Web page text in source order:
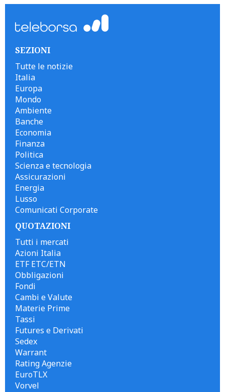
SEZIONI
Tutte le notizie
Italia
Europa
Mondo
Ambiente
Banche
Economia
Finanza
Politica
Scienza e tecnologia
Assicurazioni
Energia
Lusso
Comunicati Corporate
QUOTAZIONI
Tutti i mercati
Azioni Italia
ETF ETC/ETN
Obbligazioni
Fondi
Cambi e Valute
Materie Prime
Tassi
Futures e Derivati
Sedex
Warrant
Rating Agenzie
EuroTLX
Vorvel